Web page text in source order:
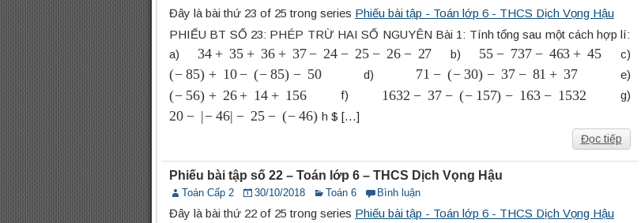
Đây là bài thứ 23 of 25 trong series Phiếu bài tập - Toán lớp 6 - THCS Dịch Vọng Hậu
PHIẾU BT SỐ 23: PHÉP TRỪ HAI SỐ NGUYÊN Bài 1: Tính tổng sau một cách hợp lí:
a)34 35+ 36+37 −24 25− 26−27 b) 55 737− 463+45 c)
( 85)+ 10−( 85 −50 d) 71 − 30)−37 −81 37 e)
( 56) 26+14 + 156 f) 1632 37− 157 )−163 − 1532 g)
20 − 46|− −(− ) h $ […]
Đọc tiếp
Phiếu bài tập số 22 – Toán lớp 6 – THCS Dịch Vọng Hậu
Toán Cấp 2 30/10/2018 Toán 6 Bình luận
Đây là bài thứ 22 of 25 trong series Phiếu bài tập - Toán lớp 6 - THCS Dịch Vọng Hậu